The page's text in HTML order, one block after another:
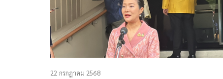
22 กรกฎาคม 2568